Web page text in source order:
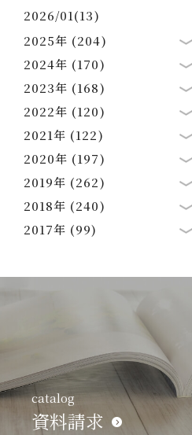
2026/01(13)
2025年 (204)
2024年 (170)
2023年 (168)
2022年 (120)
2021年 (122)
2020年 (197)
2019年 (262)
2018年 (240)
2017年 (99)
catalog
資料請求